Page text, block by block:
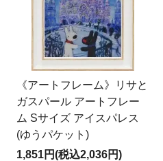
《アートフレーム》リサと
ガスパール アートフレー
ム Sサイズ アイスパレス
(ゆうパケット)
1,851円(税込2,036円)